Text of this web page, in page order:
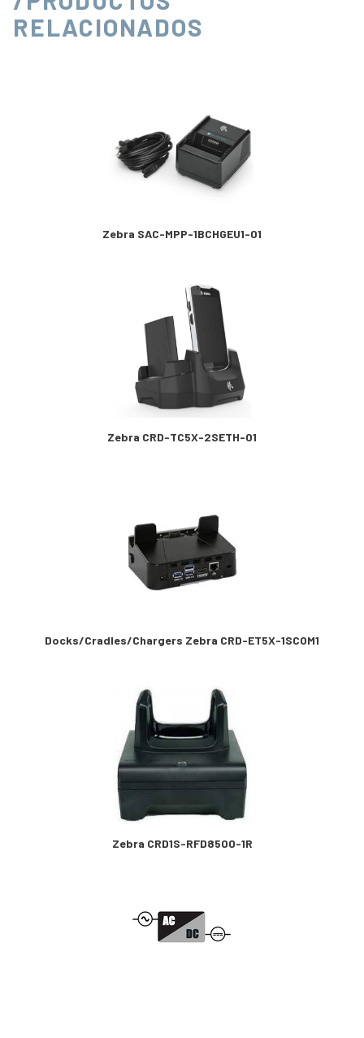
RELACIONADOS
Zebra SAC-MPP-1BCHGEU1-01
Zebra CRD-TC5X-2SETH-01
Docks/Cradles/Chargers Zebra CRD-ET5X-1SCOM1
Zebra CRD1S-RFD8500-1R